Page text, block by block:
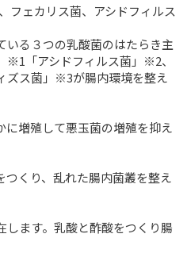
フェカリス菌、アシドフィルス
いる３つの乳酸菌のはたらき主
※1「アシドフィルス菌」※2、
ズス菌」※3が腸内環境を整え
に増殖して悪玉菌の増殖を抑え
くり、乱れた腸内菌叢を整え
します。乳酸と酢酸をつくり腸